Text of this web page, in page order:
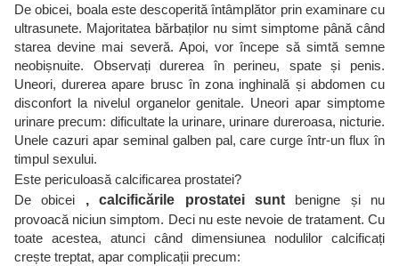
De obicei, boala este descoperită întâmplător prin examinare cu
ultrasunete. Majoritatea bărbaților nu simt simptome până când
starea devine mai severă. Apoi, vor începe să simtă semne
neobișnuite. Observați durerea în perineu, spate și penis.
Uneori, durerea apare brusc în zona inghinală și abdomen cu
disconfort la nivelul organelor genitale. Uneori apar simptome
urinare precum: dificultate la urinare, urinare dureroasa, nicturie.
Unele cazuri apar seminal galben pal, care curge într-un flux în
timpul sexului.
Este periculoasă calcificarea prostatei?
De obicei , calcificările prostatei suntbenigne și nu
provoacă niciun simptom. Deci nu este nevoie de tratament. Cu
toate acestea, atunci când dimensiunea nodulilor calcificați
crește treptat, apar complicații precum: